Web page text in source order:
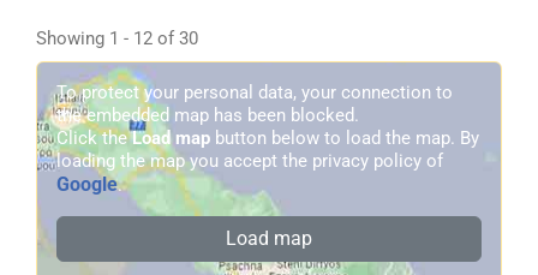
Showing 1 - 12 of 30
To protect your personal data, your connection to
the embedded map has been blocked.
Click theLoad map button below to load the map. By
loading the map you accept the privacy policy of
Google.
Load map